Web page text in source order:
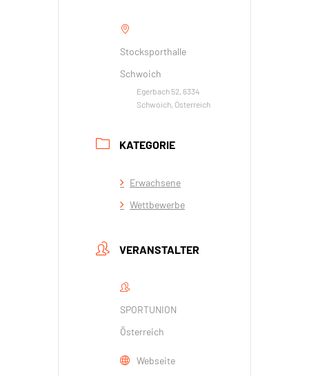
Stocksporthalle
Schwoich
Egerbach 52, 6334
Schwoich, Österreich
KATEGORIE
Erwachsene
Wettbewerbe
VERANSTALTER
SPORTUNION
Österreich
Webseite